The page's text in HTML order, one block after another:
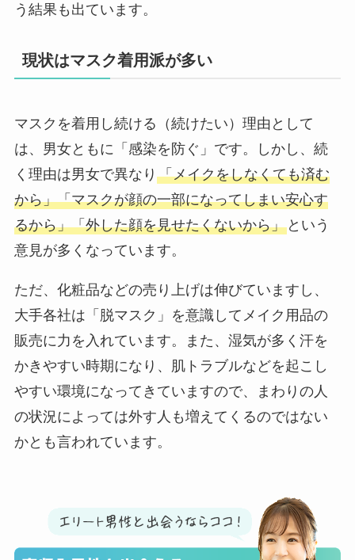
う結果も出ています。
現状はマスク着用派が多い
マスクを着用し続ける（続けたい）理由として
は、男女ともに「感染を防ぐ」です。しかし、続
く理由は男女で異なり 「メイクをしなくても済む
から」「マスクが顔の一部になってしまい安心す
るから」「外した顔を見せたくないから」という
意見が多くなっています。
ただ、化粧品などの売り上げは伸びていますし、
大手各社は「脱マスク」を意識してメイク用品の
販売に力を入れています。また、湿気が多く汗を
かきやすい時期になり、肌トラブルなどを起こし
やすい環境になってきていますので、まわりの人
の状況によっては外す人も増えてくるのではない
かとも言われています。